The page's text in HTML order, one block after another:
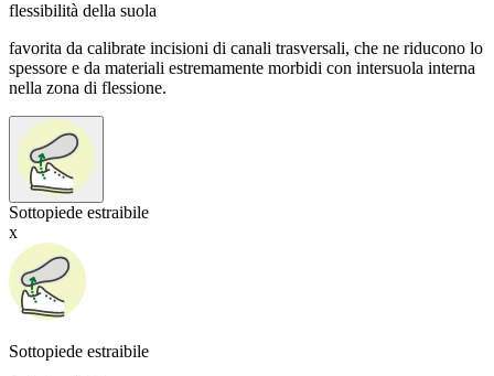
flessibilità della suola
favorita da calibrate incisioni di canali trasversali, che ne riducono lo
spessore e da materiali estremamente morbidi con intersuola interna
nella zona di flessione.
Sottopiede estraibile
x
Sottopiede estraibile